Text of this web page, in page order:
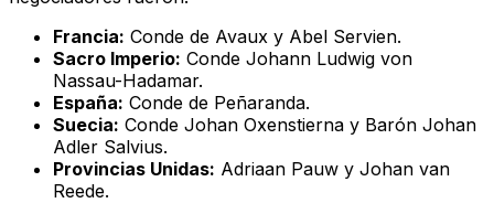
Francia: Conde de Avaux y Abel Servien.
Sacro Imperio: Conde Johann Ludwig von
Nassau-Hadamar.
España: Conde de Peñaranda.
Suecia: Conde Johan Oxenstierna y Barón Johan
Adler Salvius.
Provincias Unidas: Adriaan Pauw y Johan van
Reede.